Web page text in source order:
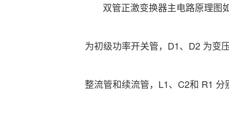
双管正激变换器主电路原理图
为初级功率开关管，D1、D2 为变
整流管和续流管，L1、C2和 R1